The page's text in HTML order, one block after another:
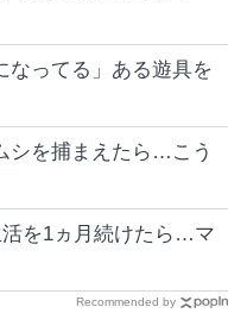
なってる」ある遊具を
シを捕まえたら…こう
を1ヵ月続けたら…マ
Recommended by